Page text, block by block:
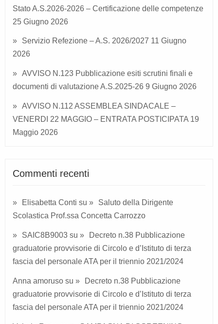
Stato A.S.2026-2026 – Certificazione delle competenze
25 Giugno 2026
Servizio Refezione – A.S. 2026/2027 11 Giugno
2026
AVVISO N.123 Pubblicazione esiti scrutini finali e
documenti di valutazione A.S.2025-26 9 Giugno 2026
AVVISO N.112 ASSEMBLEA SINDACALE –
VENERDI 22 MAGGIO – ENTRATA POSTICIPATA 19
Maggio 2026
Commenti recenti
Elisabetta Conti su
Saluto della Dirigente
Scolastica Prof.ssa Concetta Carrozzo
SAIC8B9003 su
Decreto n.38 Pubblicazione
graduatorie provvisorie di Circolo e d’Istituto di terza
fascia del personale ATA per il triennio 2021/2024
Anna amoruso su
Decreto n.38 Pubblicazione
graduatorie provvisorie di Circolo e d’Istituto di terza
fascia del personale ATA per il triennio 2021/2024